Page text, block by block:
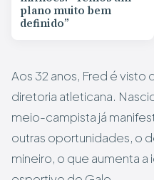
plano muito bem
definido”
Aos 32 anos, Fred é visto
diretoria atleticana.
meio-campista já
outras oportunidades, o
mineiro, o que aumenta